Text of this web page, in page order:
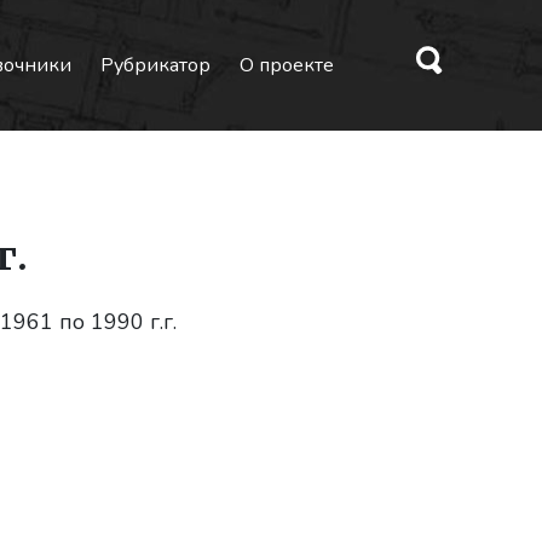
Рубрикатор О проекте
по 1990 г.г.